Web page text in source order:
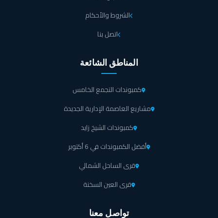
يقدم مول شادو بيزنس بارك 6 اكتوبر مجموعة متنوعة من الخدمات التي تلبي
احتياجات جميع الزوار، سواء كانوا يبحثون عن تجربة تسوق استثنائية، أو ترفيه ممتع،
أو خدمات مريحة، فإن الشركة المالكة تسعى دائماً لتوفير بيئة مريحة وآمنة لجميع
الزوار، إليك نظرة على بعض الخدمات التي يقدمها مول شادو بيزنس بارك:
تم تجهيز شادو بيزنس بارك بغرف اجتماعات وقاعات مؤتمرات
مجهزة بأحدث التقنيات لعقد الاجتماعات والفعاليات الخاصة
بالشركات، مما يوفر بيئة احترافية للتواصل وعرض الأفكار.
يضم مول شادو بيزنس بارك 6 اكتوبر كيدز اريا بمواصفات
يحتوي الفود كورت في مول شادو بيزنس بارك على اختيارات
الشروط والأحكام
اتصل بنا
المناطق الشائعة
كمبوندات التجمع الخامس
مشاريع العاصمة الإدارية الجديدة
كمبوندات الشيخ زايد
أفضل الكمبوندات في 6 أكتوبر
قرى الساحل الشمالي
قرى العين السخنة
تواصل معنا